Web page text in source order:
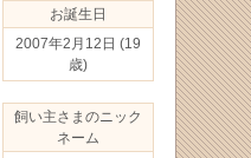
お誕生日
2007年2月12日 (19
歳)
飼い主さまのニック
ネーム